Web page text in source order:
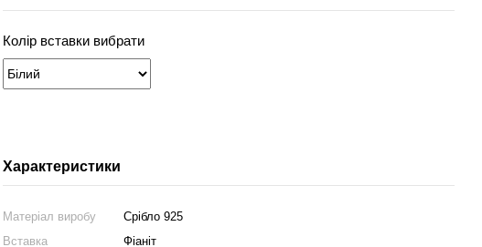
Колір вставки вибрати
Характеристики
Матеріал виробу
Срібло 925
Вставка
Фіаніт